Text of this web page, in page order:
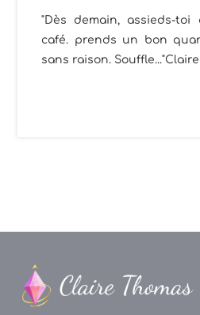
"Dès demain, assieds-
café. prends un bon
sans raison.